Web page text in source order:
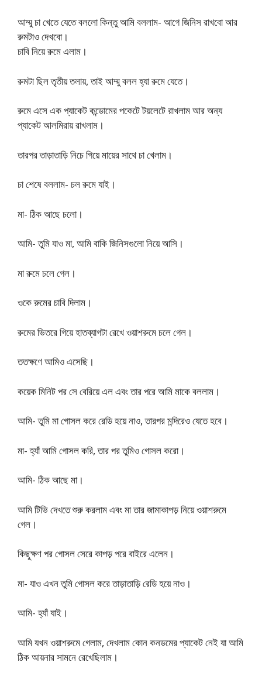
আম্মু চা খেতে যেতে বললো কিন্তু আমি বললাম- আগে জিনিস রাখবো আর
রুমটাও দেখবো।
চাবি নিয়ে রুমে এলাম।
রুমটা ছিল তৃতীয় তলায়, তাই আম্মু বলল হ্যা রুমে যেতে।
রুমে এসে এক প্যাকেট কন্ডোমের পকেটে টয়লেটে রাখলাম আর অন্য
প্যাকেট আলমিরায় রাখলাম।
তারপর তাড়াতাড়ি নিচে গিয়ে মায়ের সাথে চা খেলাম​।
চা শেষে বললাম- চল রুমে যাই।
মা- ঠিক আছে চলো।
আমি- তুমি যাও মা, আমি বাকি জিনিসগুলো নিয়ে আসি।
মা রুমে চলে গেল।
ওকে রুমের চাবি দিলাম।
রুমের ভিতরে গিয়ে হাতব্যাগটা রেখে ওয়াশরুমে চলে গেল।
ততক্ষণে আমিও এসেছি।
কয়েক মিনিট পর সে বেরিয়ে এল এবং তার পরে আমি মাকে বললাম।
আমি- তুমি মা গোসল করে রেডি হয়ে নাও, তারপর মন্দিরেও যেতে হবে।
মা- হ্যাঁ আমি গোসল করি, তার পর তুমিও গোসল করো।
আমি- ঠিক আছে মা।
আমি টিভি দেখতে শুরু করলাম এবং মা তার জামাকাপড় নিয়ে ওয়াশরুমে
গেল।
কিছুক্ষণ পর গোসল সেরে কাপড় পরে বাইরে এলেন।
মা- যাও এখন তুমি গোসল করে তাড়াতাড়ি রেডি হয়ে নাও।
আমি- হ্যাঁ যাই।
আমি যখন ওয়াশরুমে গেলাম, দেখলাম কোন কনডমের প্যাকেট নেই যা আমি
ঠিক আয়নার সামনে রেখেছিলাম।